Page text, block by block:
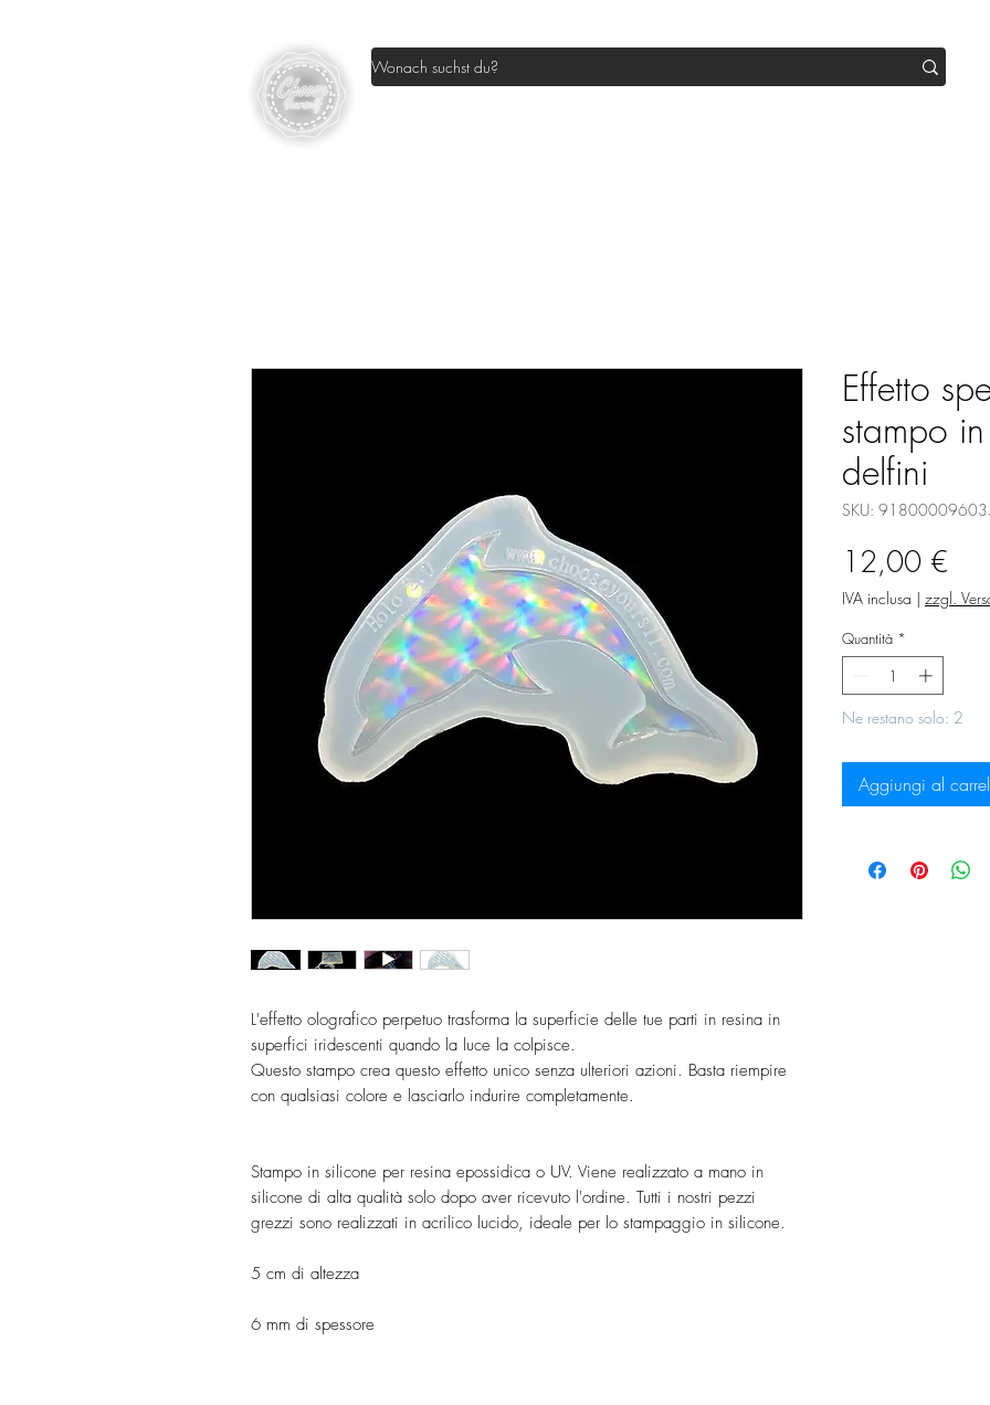
L'effetto olografico perpetuo trasforma la superficie delle tue parti in resina in
superfici iridescenti quando la luce la colpisce.
Questo stampo crea questo effetto unico senza ulteriori azioni. Basta riempire
con qualsiasi colore e lasciarlo indurire completamente.
Stampo in silicone per resina epossidica o UV. Viene realizzato a mano in
silicone di alta qualità solo dopo aver ricevuto l'ordine. Tutti i nostri pezzi
grezzi sono realizzati in acrilico lucido, ideale per lo stampaggio in silicone.
5 cm di altezza
6 mm di spessore
Effetto
stampo
delfini
SKU:
12,00 €
IVA inclusa | zzgl.
Quantità *
Ne restano solo: 2
Aggiungi al